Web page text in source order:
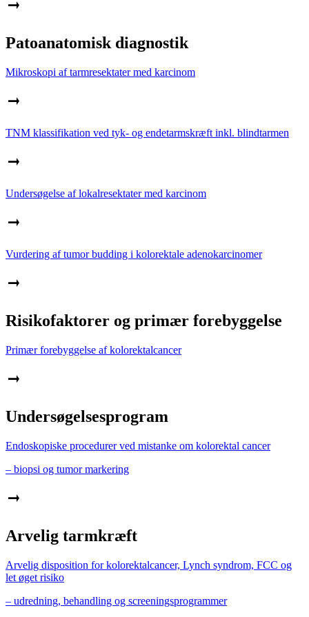
Patoanatomisk diagnostik
Mikroskopi af tarmresektater med karcinom
TNM klassifikation ved tyk- og endetarmskræft inkl. blindtarmen
Undersøgelse af lokalresektater med karcinom
Vurdering af tumor budding i kolorektale adenokarcinomer
Risikofaktorer og primær forebyggelse
Primær forebyggelse af kolorektalcancer
Undersøgelsesprogram
Endoskopiske procedurer ved mistanke om kolorektal cancer
– biopsi og tumor markering
Arvelig tarmkræft
Arvelig disposition for kolorektalcancer, Lynch syndrom, FCC og
let øget risiko
– udredning, behandling og screeningsprogrammer